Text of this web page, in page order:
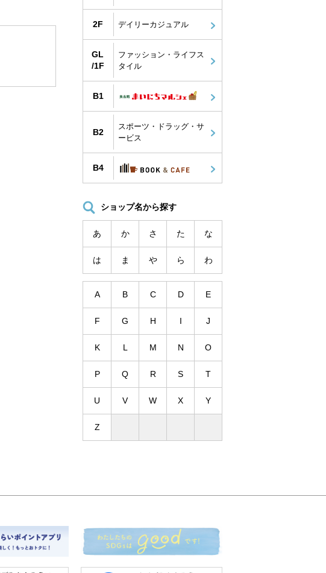
2F デイリーカジュアル
GL
/1F
ファッション・ライフス
タイル
B1
B2
スポーツ・ドラッグ・サ
ービス
B4
ショップ名から探す
あ か さ た な
は ま や ら わ
A B C D E
F G H I J
K L M N O
P Q R S T
U V W X Y
Z